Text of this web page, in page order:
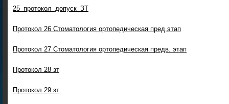
25_протокол_допуск_ЗТ
Протокол 26 Стоматология ортопедическая пред.этап
Протокол 27 Стоматология ортопедическая предв. этап
Протокол 28 зт
Протокол 29 зт